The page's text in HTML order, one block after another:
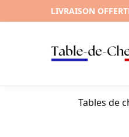
LIVRAISON
Tables de